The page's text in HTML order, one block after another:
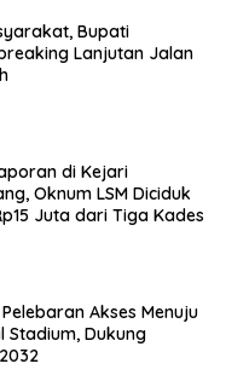
Bupati
Lanjutan Jalan
di Kejari
Oknum LSM Diciduk
Juta dari Tiga Kades
Akses Menuju
Stadium, Dukung